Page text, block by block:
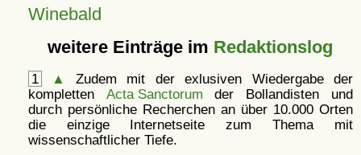
Winebald
weitere Einträge im Redaktionslog
1 ▲
Zudem mit der exlusiven Wiedergabe der
kompletten Acta Sanctorum der Bollandisten und
durch persönliche Recherchen an über 10.000 Orten
die einzige Internetseite zum Thema mit
wissenschaftlicher Tiefe.